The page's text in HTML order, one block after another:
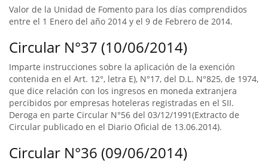
Valor de la Unidad de Fomento para los días comprendidos
entre el 1 Enero del año 2014 y el 9 de Febrero de 2014.
Circular N°37 (10/06/2014)
Imparte instrucciones sobre la aplicación de la exención
contenida en el Art. 12°, letra E), N°17, del D.L. N°825, de 1974,
que dice relación con los ingresos en moneda extranjera
percibidos por empresas hoteleras registradas en el SII.
Deroga en parte Circular N°56 del 03/12/1991(Extracto de
Circular publicado en el Diario Oficial de 13.06.2014).
Circular N°36 (09/06/2014)